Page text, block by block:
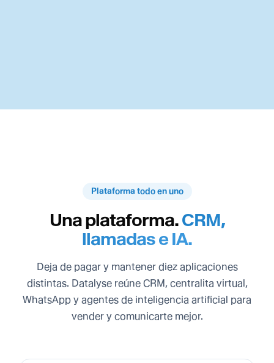
Plataforma todo en uno
Una plataforma.CRM,
llamadas e IA.
Deja de pagar y mantener diez aplicaciones
distintas. Datalyse reúne CRM, centralita virtual,
WhatsApp y agentes de inteligencia artificial para
vender y comunicarte mejor.